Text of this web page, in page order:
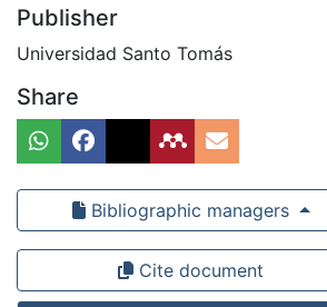
Publisher
Universidad Santo Tomás
Share
Bibliographic managers
Cite document